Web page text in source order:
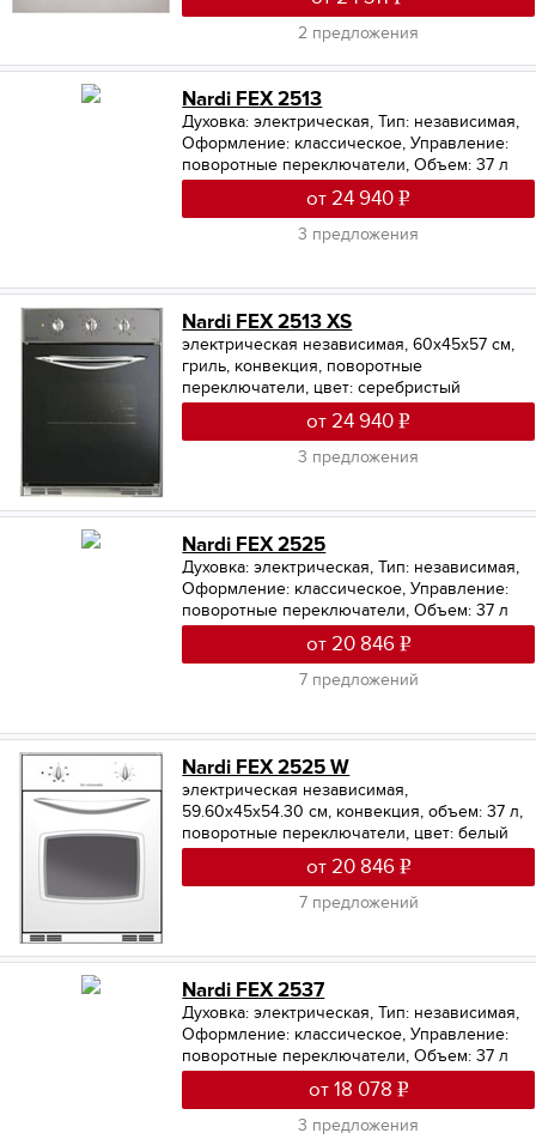
2 предложения
Nardi FEX 2513
Духовка: электрическая,Тип: независимая,
Оформление: классическое,Управление:
поворотные переключатели,Объем: 37 л
от 24 940
3 предложения
Nardi FEX 2513 XS
электрическая независимая, 60х45х57 см,
гриль, конвекция, поворотные
переключатели, цвет: серебристый
от 24 940
3 предложения
Nardi FEX 2525
Духовка: электрическая,Тип: независимая,
Оформление: классическое,Управление:
поворотные переключатели,Объем: 37 л
от 20 846
7 предложений
Nardi FEX 2525 W
электрическая независимая,
59.60х45х54.30 см, конвекция, объем: 37 л,
поворотные переключатели, цвет: белый
от 20 846
7 предложений
Nardi FEX 2537
Духовка: электрическая,Тип: независимая,
Оформление: классическое,Управление:
поворотные переключатели,Объем: 37 л
от 18 078
3 предложения